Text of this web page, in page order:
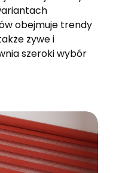
obejmuje trendy
żywe i
szeroki wybór